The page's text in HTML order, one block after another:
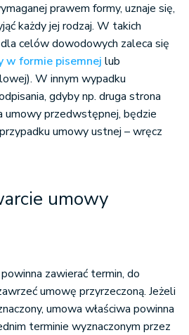
prawem formy, uznaje się,
każdy jej rodzaj. W takich
celów dowodowych zaleca się
w formie pisemnej lub
W innym wypadku
gdyby np. druga strona
umowy przedwstępnej, będzie
umowy ustnej – wręcz
umowy
zawierać termin, do
umowę przyrzeczoną. Jeżeli
umowa właściwa powinna
terminie wyznaczonym przez